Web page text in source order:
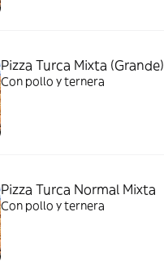
Pizza Turca Mixta (Grande)
Con pollo y ternera
Pizza Turca Normal Mixta
Con pollo y ternera